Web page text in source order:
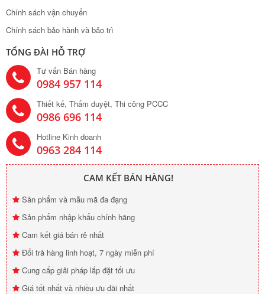
Chính sách vận chuyển
Chính sách bảo hành và bảo trì
TỔNG ĐÀI HỖ TRỢ
Tư vấn Bán hàng
0984 957 114
Thiết kế, Thẩm duyệt, Thi công PCCC
0986 696 114
Hotline Kinh doanh
0963 284 114
CAM KẾT BÁN HÀNG!
Sản phẩm và mẫu mã đa đạng
Sản phẩm nhập khẩu chính hãng
Cam kết giá bán rẻ nhất
Đổi trả hàng linh hoạt, 7 ngày miễn phí
Cung cấp giải pháp lắp đặt tối ưu
Giá tốt nhất và nhiều ưu đãi nhất